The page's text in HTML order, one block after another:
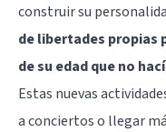
construir su
de libertades propias
de su edad que no
Estas nuevas
a conciertos o llegar